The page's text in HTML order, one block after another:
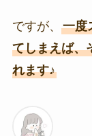
ですが、 一度
てしまえば、
れます♪